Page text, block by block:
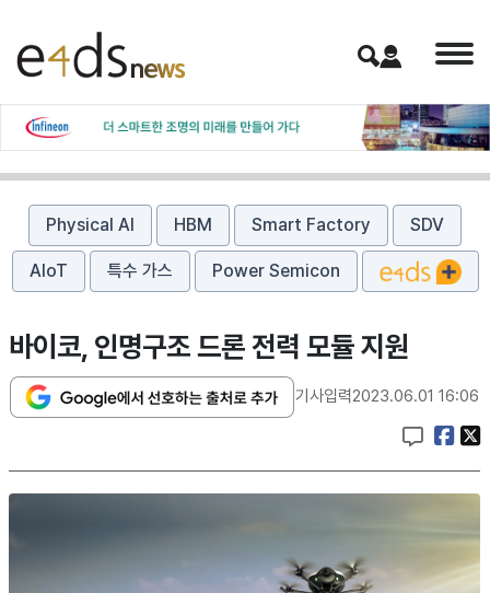
Physical AI HBM Smart Factory SDV
AIoT 특수 가스 Power Semicon
바이코, 인명구조 드론 전력 모듈 지원
기사입력2023.06.01 16:06